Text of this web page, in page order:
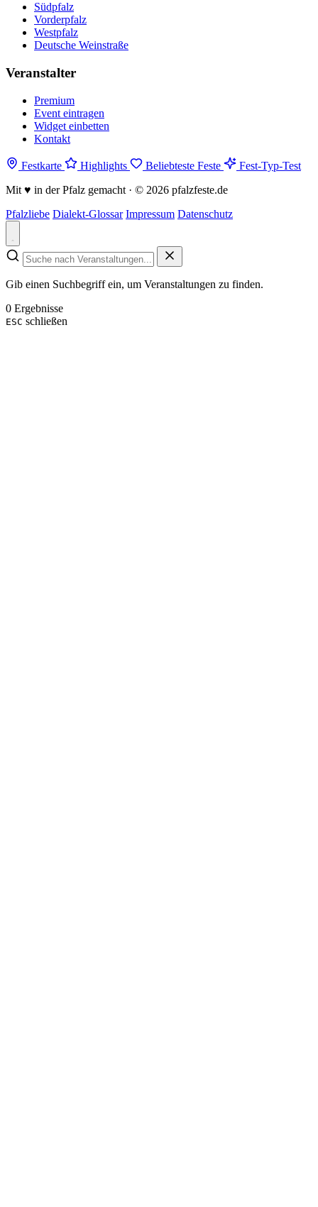
Südpfalz
Vorderpfalz
Westpfalz
Deutsche Weinstraße
Veranstalter
Premium
Event eintragen
Widget einbetten
Kontakt
Festkarte Highlights Beliebteste Feste
Fest-Typ-Test
Mit ♥ in der Pfalz gemacht · © 2026 pfalzfeste.de
Pfalzliebe Dialekt-Glossar Impressum Datenschutz
Gib einen Suchbegriff ein, um Veranstaltungen zu finden.
0 Ergebnisse
ESC schließen